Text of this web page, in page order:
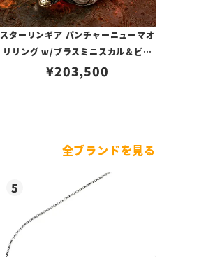
スターリンギア パンチャーニューマオ
リリング w/ブラスミニスカル＆ビッ
グシガー＆ミニSギアロゴ＆ギア
¥203,500
全ブランドを見る